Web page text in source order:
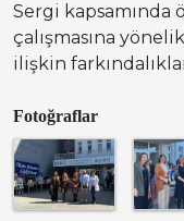
Sergi
çalışmasına
ilişkin
Fotoğraflar